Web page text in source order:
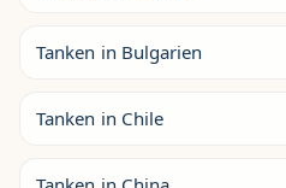
Tanken in Bulgarien
Tanken in Chile